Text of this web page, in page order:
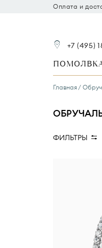
Оплата и
+7 (495)
Главная
ФИЛЬТРЫ